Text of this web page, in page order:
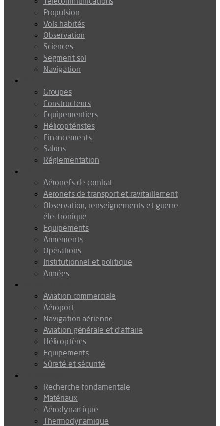
Propulsion
Vols habités
Observation
Sciences
Segment sol
Navigation
Groupes
Constructeurs
Equipementiers
Hélicoptéristes
Financements
Salons
Réglementation
Aéronefs de combat
Aeronefs de transport et ravitaillement
Observation, renseignements et guerre
électronique
Equipements
Armements
Opérations
Institutionnel et politique
Armées
Aviation commerciale
Aéroport
Navigation aérienne
Aviation générale et d’affaire
Hélicoptères
Equipements
Sûreté et sécurité
Recherche fondamentale
Matériaux
Aérodynamique
Thermodynamique